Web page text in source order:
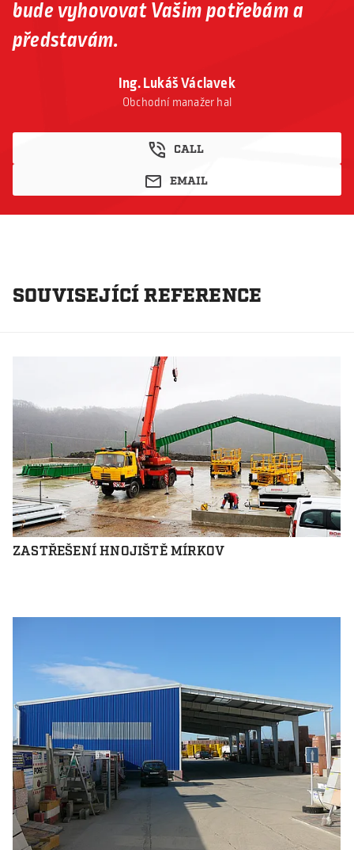
Ing. Lukáš Václavek
Obchodní manažer hal
CALL
EMAIL
bude vyhovovat Vašim potřebám a
představám.
SOUVISEJÍCÍ REFERENCE
ZASTŘEŠENÍ HNOJIŠTĚ MÍRKOV